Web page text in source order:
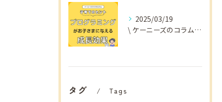
2025/03/19
\ ケーニーズのコラム📚/
タグ Tags